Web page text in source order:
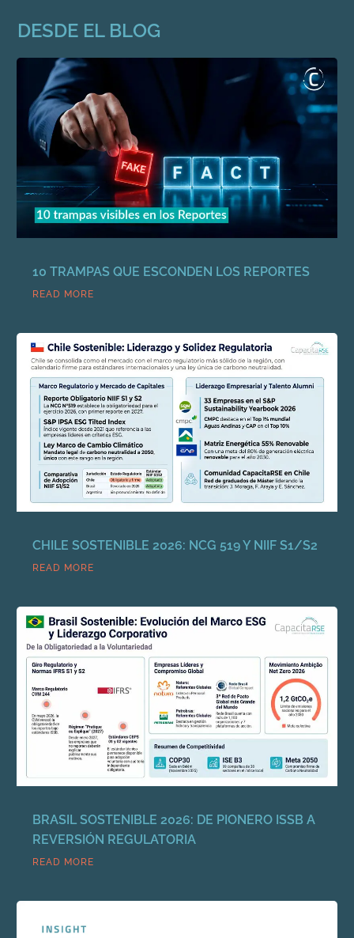
DESDE EL BLOG
10 TRAMPAS QUE ESCONDEN LOS REPORTES
READ MORE
CHILE SOSTENIBLE 2026: NCG 519 Y NIIF S1/S2
READ MORE
BRASIL SOSTENIBLE 2026: DE PIONERO ISSB A
REVERSIÓN REGULATORIA
READ MORE